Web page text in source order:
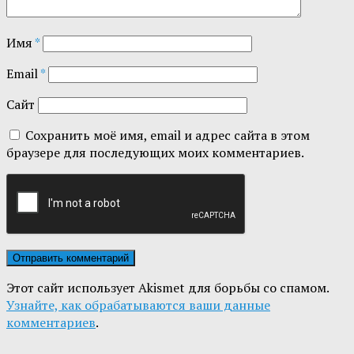
Имя*
Email*
Сайт
Сохранить моё имя, email и адрес сайта в этом
браузере для последующих моих комментариев.
Этот сайт использует Akismet для борьбы со спамом.
Узнайте, как обрабатываются ваши данные
комментариев.